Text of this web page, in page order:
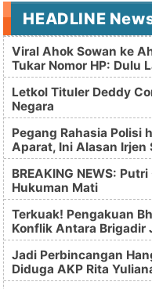
HEADLINE
Viral Ahok Sowan ke
Tukar Nomor HP: Dulu
Letkol Tituler Deddy
Negara
Pegang Rahasia Polisi
Aparat, Ini Alasan Irjen
BREAKING NEWS:
Hukuman Mati
Terkuak! Pengakuan
Konflik Antara Brigadir
Jadi Perbincangan
Diduga AKP Rita